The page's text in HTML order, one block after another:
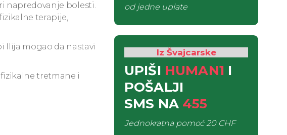
napredovanje bolesti.
terapije,
Ilija mogao da nastavi
tretmane i
od jedne uplate
Iz Švajcarske
UPIŠI HUMAN1 I
POŠALJI
SMS NA 455
Jednokratna pomoć20 CHF